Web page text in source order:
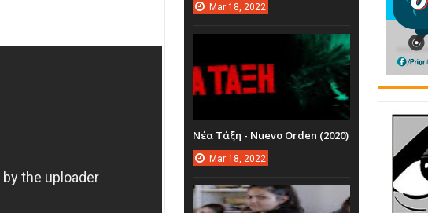
Mar 18, 2022
Νέα Τάξη - Nuevo Orden (2020)
Mar 18, 2022